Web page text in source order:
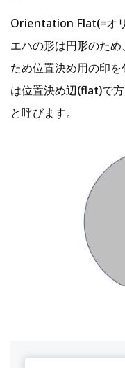
Orientation Flat(=オ
エハの形は円形のた
ため位置決め用の印
は位置決め辺(flat)で
と呼びます。